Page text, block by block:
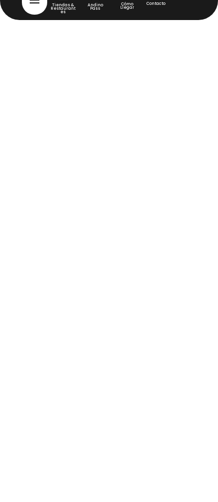
Tiendas &
Restaurant
es
Andino
Pass
Cómo
Llegar
Contacto